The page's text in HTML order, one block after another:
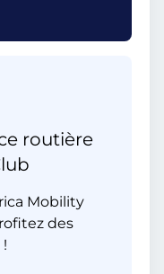
routière
Mobility
des